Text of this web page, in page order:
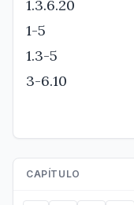
1.3.6.20
1-5
1.3-5
3-6.10
CAPÍTULO